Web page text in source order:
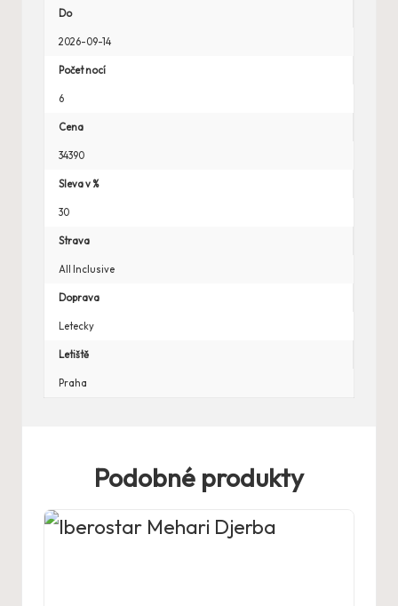
Do
2026-09-14
Počet nocí
6
Cena
34390
Sleva v %
30
Strava
All Inclusive
Doprava
Letecky
Letiště
Praha
Podobné produkty